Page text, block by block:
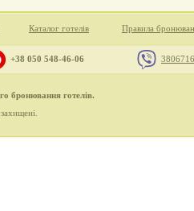
Каталог готелів Правила
+38 050 548-46-06
бронювання готелів.